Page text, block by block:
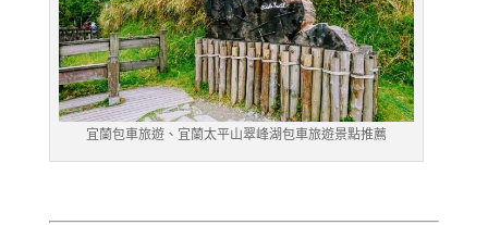
宜蘭包車旅遊、宜蘭太平山翠峰湖包車旅遊景點推薦